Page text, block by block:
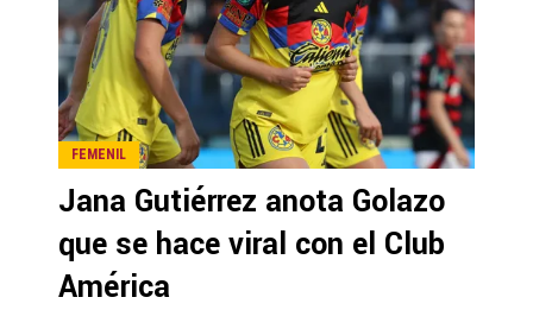
FEMENIL
Jana Gutiérrez anota Golazo
que se hace viral con el Club
América